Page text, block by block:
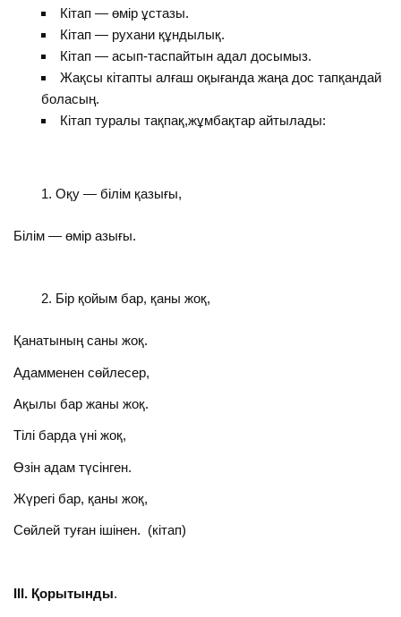
Кітап — өмір ұстазы.
Кітап — рухани құндылық.
Кітап — асып-таспайтын адал досымыз.
Жақсы кітапты алғаш оқығанда жаңа дос тапқандай
боласың.
Кітап туралы тақпақ,жұмбақтар айтылады:
Оқу — білім қазығы,
Білім — өмір азығы.
Бір қойым бар, қаны жоқ,
Қанатының саны жоқ.
Адамменен сөйлесер,
Ақылы бар жаны жоқ.
Тілі барда үні жоқ,
Өзін адам түсінген.
Жүрегі бар, қаны жоқ,
Сөйлей туған ішінен. (кітап)
ІІІ. Қорытынды.